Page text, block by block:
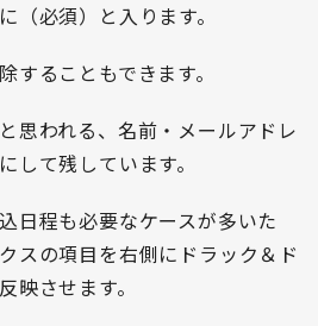
（必須）と入ります。
することもできます。
思われる、名前・メールアドレ
して残しています。
日程も必要なケースが多いた
スの項目を右側にドラック＆ド
映させます。